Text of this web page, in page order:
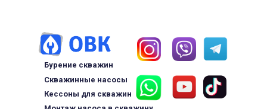
Бурение скважин
Скважинные насосы
Кессоны для скважин